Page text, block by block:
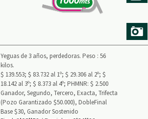
Yeguas de 3 años, perdedoras. Peso : 56
kilos.
$ 139.553; $ 83.732 al 1º; $ 29.306 al 2º; $
18.142 al 3º; $ 8.373 al 4º; PHMNR: $ 2.500
Ganador, Segundo, Tercero, Exacta, Trifecta
(Pozo Garantizado $50.000), DobleFinal
Base $30, Ganador Sostenido